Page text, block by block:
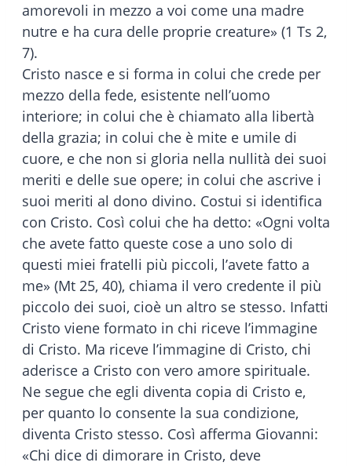
amorevoli in mezzo a voi come una madre
nutre e ha cura delle proprie creature» (1 Ts 2,
7).
Cristo nasce e si forma in colui che crede per
mezzo della fede, esistente nell’uomo
interiore; in colui che è chiamato alla libertà
della grazia; in colui che è mite e umile di
cuore, e che non si gloria nella nullità dei suoi
meriti e delle sue opere; in colui che ascrive i
suoi meriti al dono divino. Costui si identifica
con Cristo. Così colui che ha detto: «Ogni volta
che avete fatto queste cose a uno solo di
questi miei fratelli più piccoli, l’avete fatto a
me» (Mt 25, 40), chiama il vero credente il più
piccolo dei suoi, cioè un altro se stesso. Infatti
Cristo viene formato in chi riceve l’immagine
di Cristo. Ma riceve l’immagine di Cristo, chi
aderisce a Cristo con vero amore spirituale.
Ne segue che egli diventa copia di Cristo e,
per quanto lo consente la sua condizione,
diventa Cristo stesso. Così afferma Giovanni:
«Chi dice di dimorare in Cristo, deve